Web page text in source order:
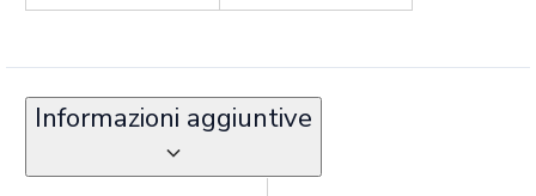
Informazioni aggiuntive